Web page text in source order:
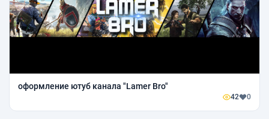
оформление ютуб канала "Lamer Bro"
42 0